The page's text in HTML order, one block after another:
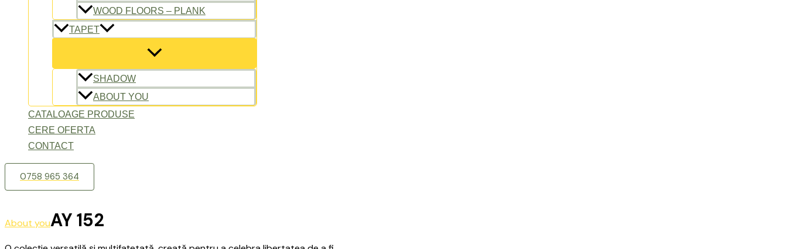
WOOD FLOORS – PLANK
TAPET
SHADOW
ABOUT YOU
CATALOAGE PRODUSE
CERE OFERTA
CONTACT
0758 965 364
About youAY 152